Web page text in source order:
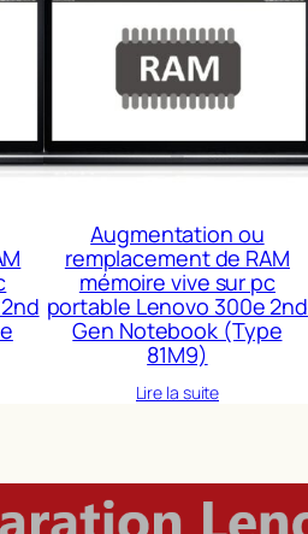
Augmentation ou
remplacement de RAM
mémoire vive sur pc
portable Lenovo 300e 2nd
Gen Notebook (Type
81M9)
Lire la suite